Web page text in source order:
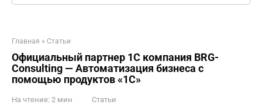
Главная » Статьи
Официальный партнер 1С компания BRG-
Consulting — Автоматизация бизнеса с
помощью продуктов «1С»
На чтение: 2 мин Статьи